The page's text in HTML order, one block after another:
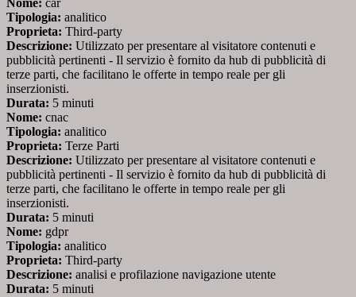
Nome: car
Tipologia: analitico
Proprieta: Third-party
Descrizione: Utilizzato per presentare al visitatore contenuti e
pubblicità pertinenti - Il servizio è fornito da hub di pubblicità di
terze parti, che facilitano le offerte in tempo reale per gli
inserzionisti.
Durata: 5 minuti
Nome: cnac
Tipologia: analitico
Proprieta: Terze Parti
Descrizione: Utilizzato per presentare al visitatore contenuti e
pubblicità pertinenti - Il servizio è fornito da hub di pubblicità di
terze parti, che facilitano le offerte in tempo reale per gli
inserzionisti.
Durata: 5 minuti
Nome: gdpr
Tipologia: analitico
Proprieta: Third-party
Descrizione: analisi e profilazione navigazione utente
Durata: 5 minuti